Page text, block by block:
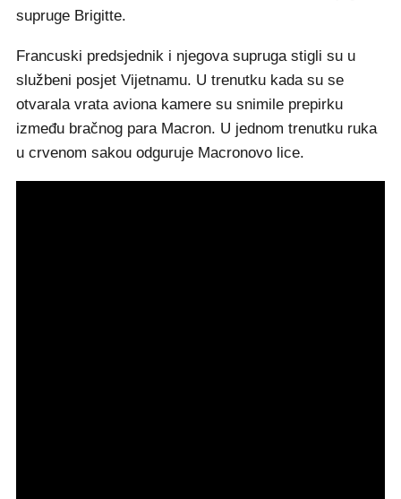
supruge Brigitte.
Francuski predsjednik i njegova supruga stigli su u
službeni posjet Vijetnamu. U trenutku kada su se
otvarala vrata aviona kamere su snimile prepirku
između bračnog para Macron. U jednom trenutku ruka
u crvenom sakou odguruje Macronovo lice.